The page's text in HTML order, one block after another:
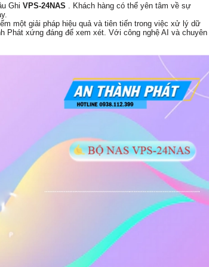
Ghi VPS-24NAS
. Khách hàng có thể yên tâm về sự
một giải pháp hiệu quả và tiên tiến trong việc xử lý dữ
Phát xứng đáng để xem xét. Với công nghệ AI và chuyên